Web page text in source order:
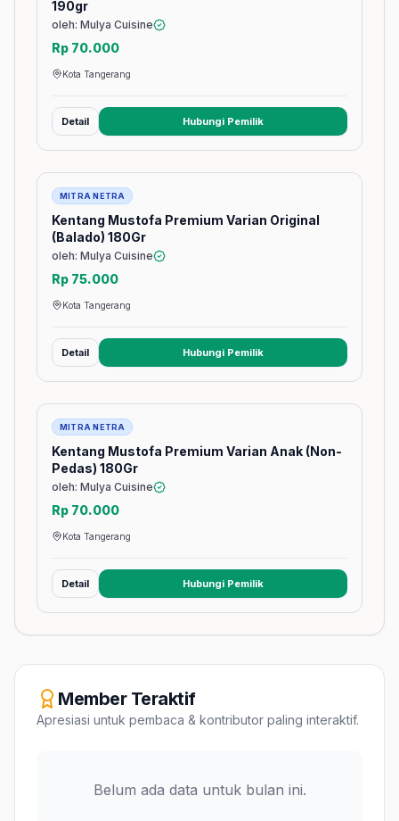
190gr
oleh: Mulya Cuisine
Rp 70.000
Kota Tangerang
Detail Hubungi Pemilik(membuka tab baru)
Barang
MITRA NETRA
Kentang Mustofa Premium Varian Original
(Balado) 180Gr
oleh: Mulya Cuisine
Rp 75.000
Kota Tangerang
Detail Hubungi Pemilik(membuka tab baru)
Barang
MITRA NETRA
Kentang Mustofa Premium Varian Anak (Non-
Pedas) 180Gr
oleh: Mulya Cuisine
Rp 70.000
Kota Tangerang
Detail Hubungi Pemilik(membuka tab baru)
Member Teraktif
Apresiasi untuk pembaca & kontributor paling interaktif.
Belum ada data untuk bulan ini.